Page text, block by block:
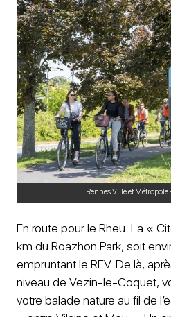
Rennes Ville et
En route pour le Rheu. La «
km du Roazhon Park, soit
empruntant le REV. De là,
niveau de Vezin-le-Coquet,
votre balade nature au fil de